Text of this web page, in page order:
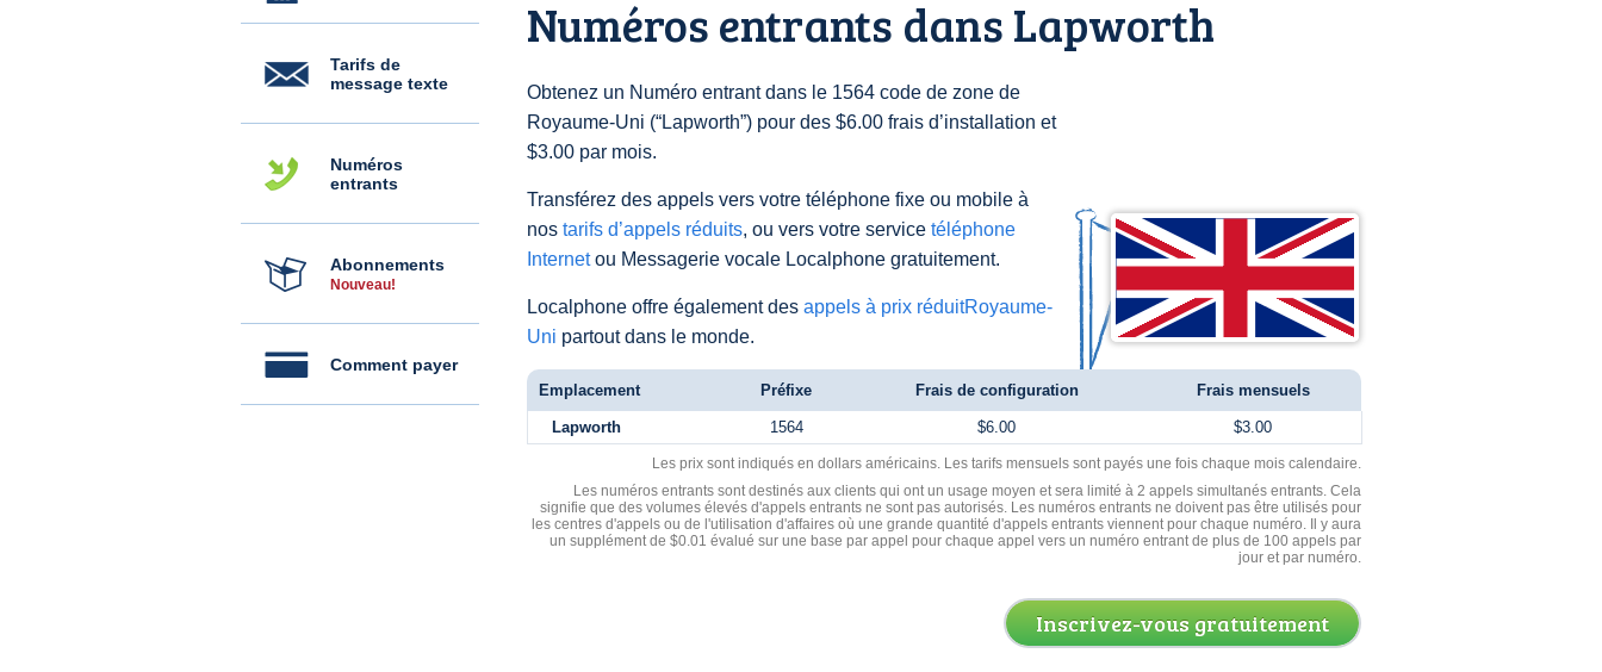
Tarifs de
message texte
Numéros
entrants
Abonnements
Nouveau!
Comment payer
Numéros entrants dans Lapworth
Obtenez un Numéro entrant dans le 1564 code de zone de
Royaume-Uni (“Lapworth”) pour des $6.00 frais d’installation et
$3.00 par mois.
Transférez des appels vers votre téléphone fixe ou mobile à
nos tarifs d’appels réduits, ou vers votre service téléphone
Internetou Messagerie vocale Localphone gratuitement.
Localphone offre également des appels à prix réduitRoyaume-
Uni partout dans le monde.
Emplacement Préfixe Frais de configuration Frais mensuels
Lapworth 1564 $6.00 $3.00
Les prix sont indiqués en dollars américains. Les tarifs mensuels sont payés une fois chaque mois calendaire.
Les numéros entrants sont destinés aux clients qui ont un usage moyen et sera limité à 2 appels simultanés entrants. Cela
signifie que des volumes élevés d'appels entrants ne sont pas autorisés. Les numéros entrants ne doivent pas être utilisés pour
les centres d'appels ou de l'utilisation d'affaires où une grande quantité d'appels entrants viennent pour chaque numéro. Il y aura
un supplément de $0.01 évalué sur une base par appel pour chaque appel vers un numéro entrant de plus de 100 appels par
jour et par numéro.
Inscrivez-vous gratuitement